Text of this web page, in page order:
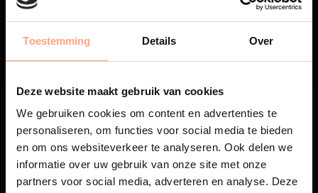
Toestemming Details Over
Deze website maakt gebruik van cookies
We gebruiken cookies om content en advertenties te
personaliseren, om functies voor social media te bieden
en om ons websiteverkeer te analyseren. Ook delen we
informatie over uw gebruik van onze site met onze
partners voor social media, adverteren en analyse. Deze
01 /03
Maatwerk